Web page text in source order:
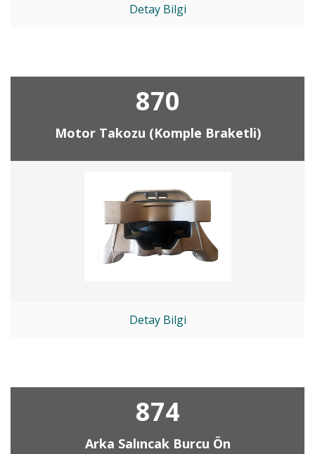
Detay Bilgi
870
Motor Takozu (Komple Braketli)
Detay Bilgi
874
Arka Salıncak Burcu Ön